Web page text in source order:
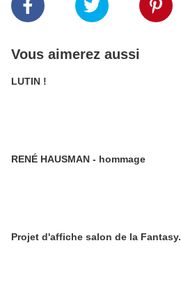
Vous aimerez aussi
LUTIN !
RENÉ HAUSMAN - hommage
Projet d'affiche salon de la Fantasy.